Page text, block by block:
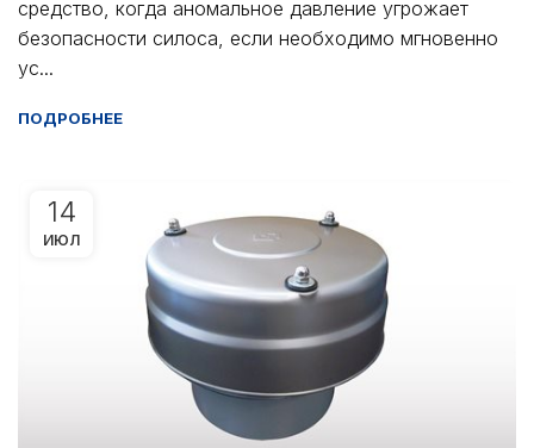
средство, когда аномальное давление угрожает
безопасности силоса, если необходимо мгновенно
ус...
ПОДРОБНЕЕ
14
ИЮЛ